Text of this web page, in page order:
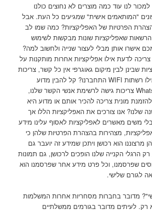
לנו עוד כמה מוצרים לא נחוצים כולנו
"המותאמים אישית" שמגיעים כל העת. אבל
הפרטיות של האפליקציות? כמה שמו לב
שאפליקציות שונות מבקשות לשימוש
אישרו אותן מבלי לעצור שנייה ולחשוב למה?
לדעת אילו אפליקציות אחרות מותקנות על
שבינן לבין מיקום גאוגרפי אין כל קשר, צריכות
לדעת היכן אנחנו ולאילו רשתות WIFI התחברנו? קל להבין מדוע
אפליקציות כמו WhatsApp צריכות גישה לרשימת אנשי הקשר שלנו,
מונית צריכה להכיר אותם או מדוע היא
שלנו? אנו צורכים את האפליקציות הללו אך
משים מאשרים לאפליקציות לאסוף עלינו מידע
מצהירות בהצהרת הפרטיות שלהן כי
מרצוננו הוא רכושן ויתכן שמידע זה יועבר גם
הרגלי הקנייה שלנו הופכים לרכושן, גם תמונות
שפרסמנו, וכל פרט מידע אחר שפרסמנו הוא
לגורם שלישי.
מדובר בחברות מסחריות אחרות המשלמות
לעיתים מדובר בגורמים ממשלתיים